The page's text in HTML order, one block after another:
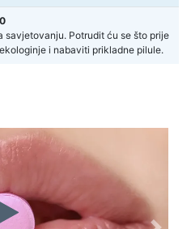
savjetovanju. Potrudit ću se što prije
i nabaviti prikladne pilule.